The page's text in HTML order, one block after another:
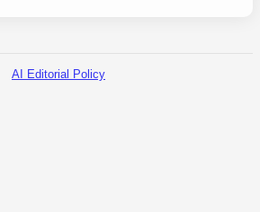
AI Editorial Policy